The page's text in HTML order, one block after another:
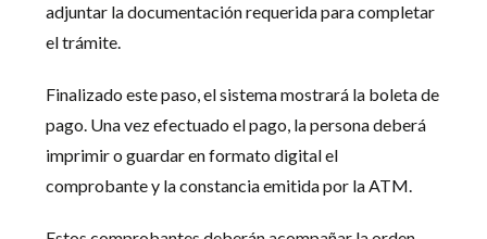
adjuntar la documentación requerida para completar
el trámite.
Finalizado este paso, el sistema mostrará la boleta de
pago. Una vez efectuado el pago, la persona deberá
imprimir o guardar en formato digital el
comprobante y la constancia emitida por la ATM.